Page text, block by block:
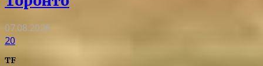
07.08.2026
20
TF